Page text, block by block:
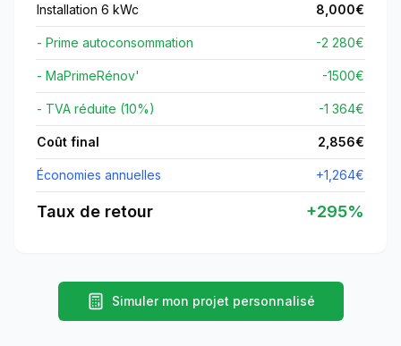
Installation 6 kWc 8,000€
- Prime autoconsommation -2 280€
- MaPrimeRénov' -1500€
- TVA réduite (10%) -1 364€
Coût final 2,856€
Économies annuelles +1,264€
Taux de retour +295%
Simuler mon projet personnalisé